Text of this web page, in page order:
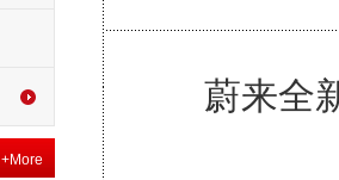
+More
蔚来全